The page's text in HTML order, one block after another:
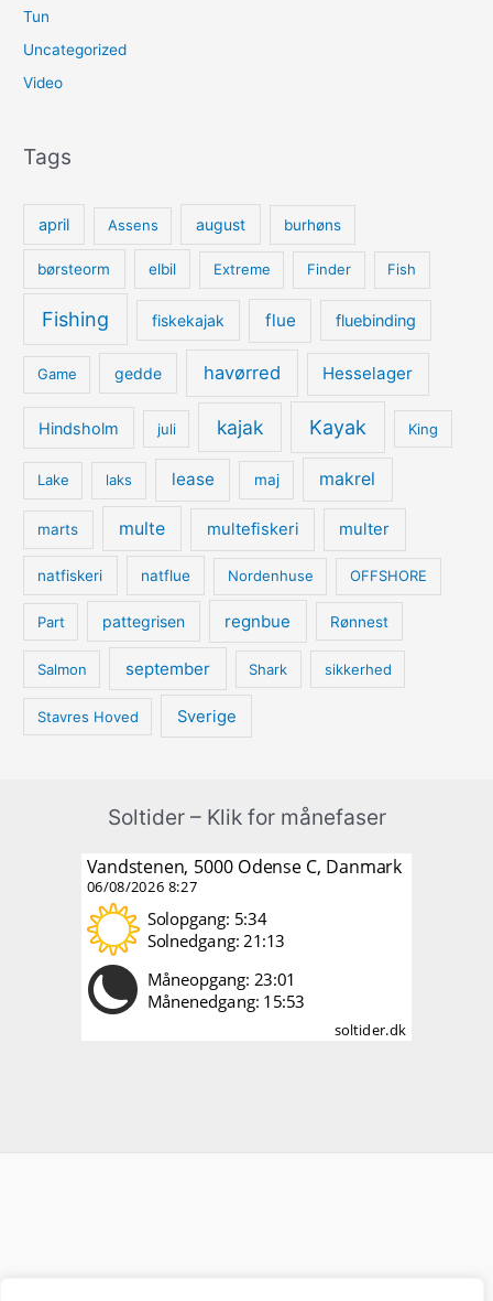
Tun
Uncategorized
Video
Tags
april Assens august burhøns
børsteorm elbil Extreme Finder Fish
Fishing fiskekajak flue fluebinding
Game gedde havørred Hesselager
Hindsholm juli kajak Kayak King
Lake laks lease maj makrel
marts multe multefiskeri multer
natfiskeri natflue Nordenhuse OFFSHORE
Part pattegrisen regnbue Rønnest
Salmon september Shark sikkerhed
Stavres Hoved Sverige
Soltider – Klik for månefaser